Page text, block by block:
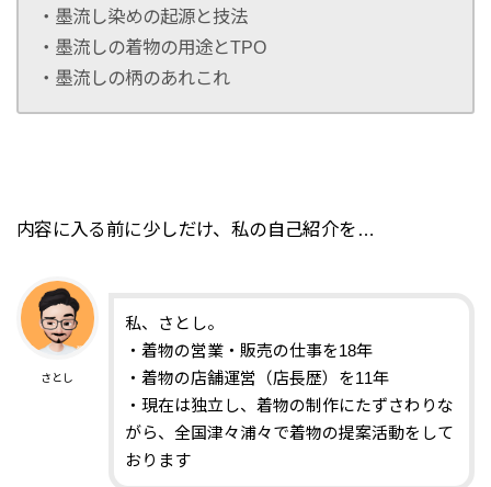
・墨流し染めの起源と技法
・墨流しの着物の用途とTPO
・墨流しの柄のあれこれ
内容に入る前に少しだけ、私の自己紹介を…
さとし
私、さとし。
・着物の営業・販売の仕事を18年
・着物の店舗運営（店長歴）を11年
・現在は独立し、着物の制作にたずさわりな
がら、全国津々浦々で着物の提案活動をして
おります